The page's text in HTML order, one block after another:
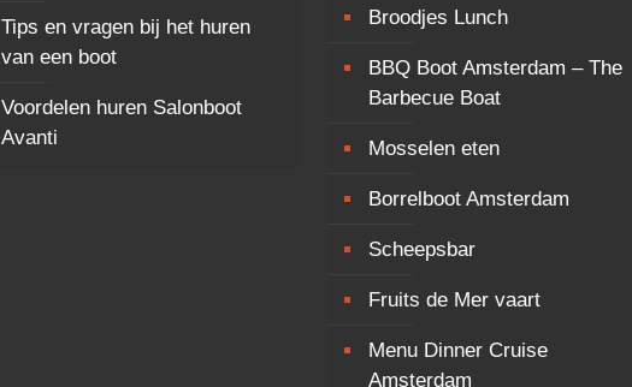
Tips en vragen bij het huren
van een boot
Voordelen huren Salonboot
Avanti
Broodjes Lunch
BBQ Boot Amsterdam – The
Barbecue Boat
Mosselen eten
Borrelboot Amsterdam
Scheepsbar
Fruits de Mer vaart
Menu Dinner Cruise
Amsterdam